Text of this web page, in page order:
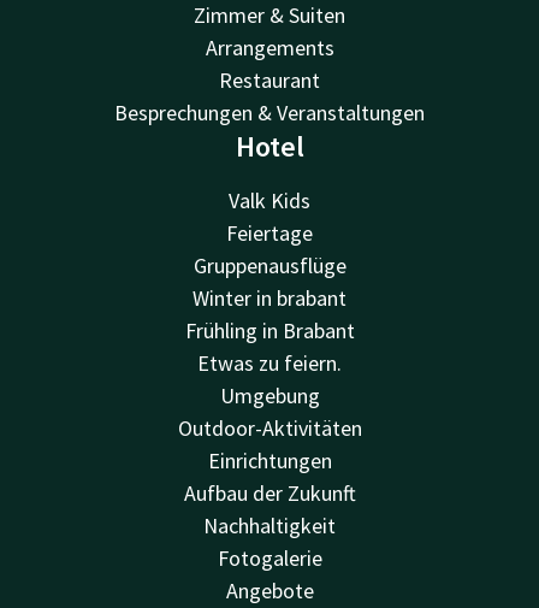
Zimmer & Suiten
Arrangements
Restaurant
Besprechungen & Veranstaltungen
Hotel
Valk Kids
Feiertage
Gruppenausflüge
Winter in brabant
Frühling in Brabant
Etwas zu feiern.
Umgebung
Outdoor-Aktivitäten
Einrichtungen
Aufbau der Zukunft
Nachhaltigkeit
Fotogalerie
Angebote